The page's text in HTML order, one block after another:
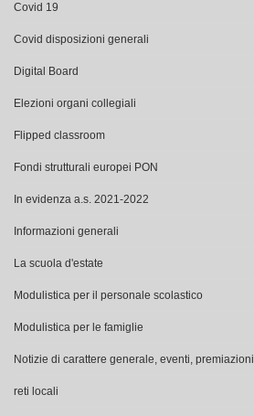
Covid 19
Covid disposizioni generali
Digital Board
Elezioni organi collegiali
Flipped classroom
Fondi strutturali europei PON
In evidenza a.s. 2021-2022
Informazioni generali
La scuola d'estate
Modulistica per il personale scolastico
Modulistica per le famiglie
Notizie di carattere generale, eventi, premiazioni
reti locali